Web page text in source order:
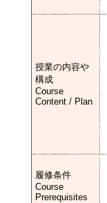
授業の内容や
構成
Course
Content / Plan
履修条件
Course
Prerequisites